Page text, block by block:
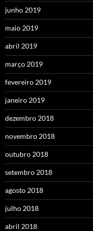
junho 2019
maio 2019
abril 2019
março 2019
fevereiro 2019
janeiro 2019
dezembro 2018
novembro 2018
outubro 2018
setembro 2018
agosto 2018
julho 2018
abril 2018